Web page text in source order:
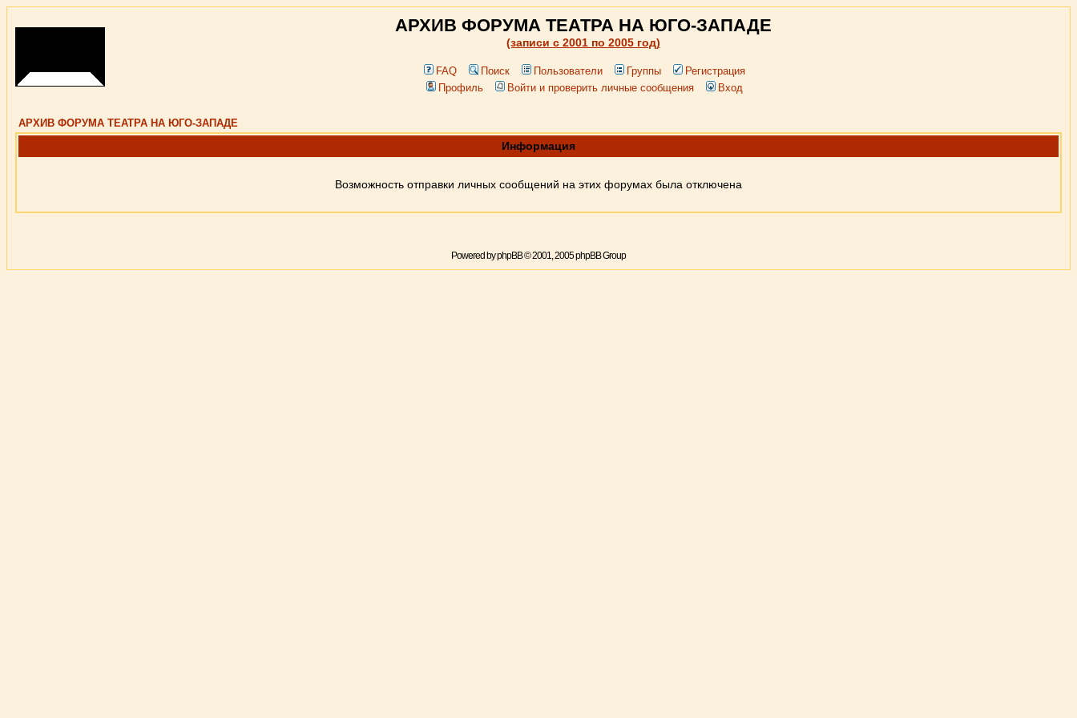
АРХИВ ФОРУМА ТЕАТРА НА ЮГО-ЗАПАДЕ
(записи c 2001 по 2005 год)
FAQ Поиск Пользователи Группы
Регистрация
Профиль
Войти и проверить личные сообщения Вход
АРХИВ ФОРУМА ТЕАТРА НА ЮГО-ЗАПАДЕ
Информация
Возможность отправки личных сообщений на этих форумах была отключена
Powered byphpBB© 2001, 2005 phpBB Group